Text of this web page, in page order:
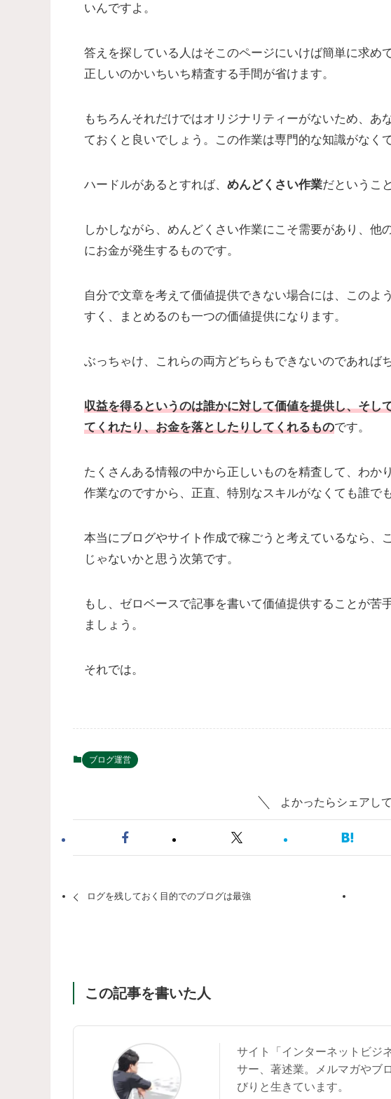
いんですよ。
答えを探している人はそこのページにいけば簡単に求め
正しいのかいちいち精査する手間が省けます。
もちろんそれだけではオリジナリティーがないため、あ
ておくと良いでしょう。この作業は専門的な知識がなく
ハードルがあるとすれば、 めんどくさい作業だというこ
しかしながら、めんどくさい作業にこそ需要があり、他
にお金が発生するものです。
自分で文章を考えて価値提供できない場合には、このよ
すく、まとめるのも一つの価値提供になります。
ぶっちゃけ、これらの両方どちらもできないのであれば
収益を得るというのは誰かに対して価値を提供し、そし
てくれたり、お金を落としたりしてくれるものです。
たくさんある情報の中から正しいものを精査して、わか
作業なのですから、正直、特別なスキルがなくても誰で
本当にブログやサイト作成で稼ごうと考えているなら、
じゃないかと思う次第です。
もし、ゼロベースで記事を書いて価値提供することが苦
ましょう。
それでは。
ブログ運営
よかったらシェアして
ログを残しておく目的でのブログは最強
この記事を書いた人
サイト「インターネットビジ
サー、著述業。メルマガやブ
びりと生きています。